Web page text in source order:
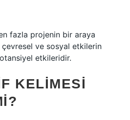
fazla projenin bir araya
ve sosyal etkilerin
etkileridir.
KELIMESI